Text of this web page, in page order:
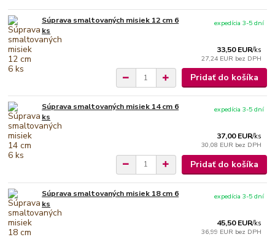
Súprava smaltovaných misiek 12 cm 6
ks
33,50 EUR/ks
27,24 EUR bez DPH
expedícia 3-5 dní
Pridať do košíka
Súprava smaltovaných misiek 14 cm 6
ks
37,00 EUR/ks
30,08 EUR bez DPH
expedícia 3-5 dní
Pridať do košíka
Súprava smaltovaných misiek 18 cm 6
ks
45,50 EUR/ks
36,99 EUR bez DPH
expedícia 3-5 dní